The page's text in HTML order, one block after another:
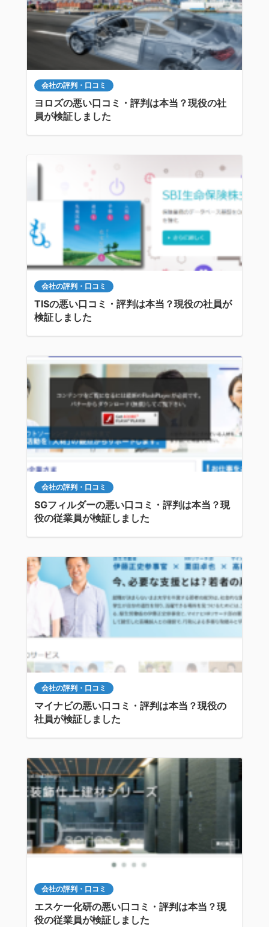
会社の評判・口コミ
ヨロズの悪い口コミ・評判は本当？現役の社
員が検証しました
会社の評判・口コミ
TISの悪い口コミ・評判は本当？現役の社員が
検証しました
会社の評判・口コミ
SGフィルダーの悪い口コミ・評判は本当？現
役の従業員が検証しました
会社の評判・口コミ
マイナビの悪い口コミ・評判は本当？現役の
社員が検証しました
会社の評判・口コミ
エスケー化研の悪い口コミ・評判は本当？現
役の従業員が検証しました